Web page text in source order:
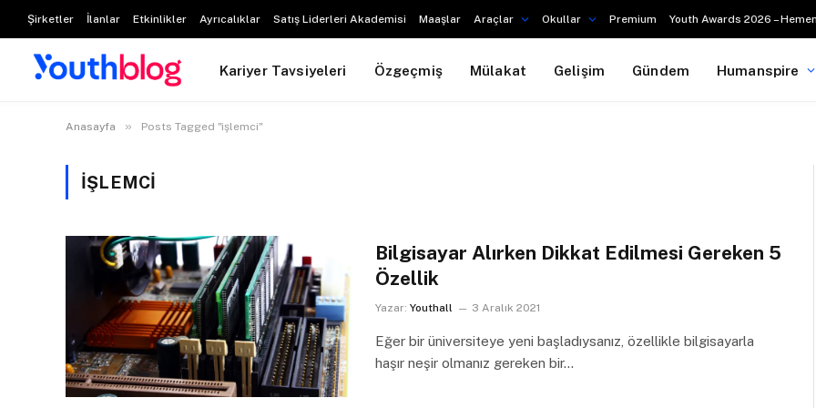
Şirketler İlanlar Etkinlikler Ayrıcalıklar Satış Liderleri Akademisi Maaşlar Araçlar Okullar Premium Youth Awards 2026 –
Kariyer Tavsiyeleri Özgeçmiş Mülakat Gelişim Gündem Humanspire
Anasayfa » Posts Tagged "işlemci"
IŞLEMCI
Bilgisayar Alırken Dikkat Edilmesi Gereken 5
Özellik
Yazar: Youthall 3 Aralık 2021
Eğer bir üniversiteye yeni başladıysanız, özellikle bilgisayarla
haşır neşir olmanız gereken bir…